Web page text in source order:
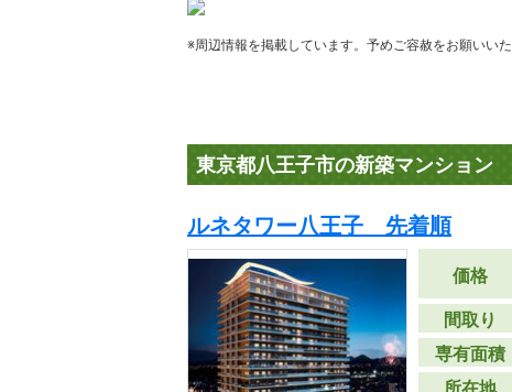
※周辺情報を掲載しています。予めご容赦をお願いいた
東京都八王子市の新築マンション
ルネタワー八王子 先着順
価格
間取り
専有面積
所在地